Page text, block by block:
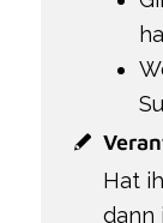
Hat
dann